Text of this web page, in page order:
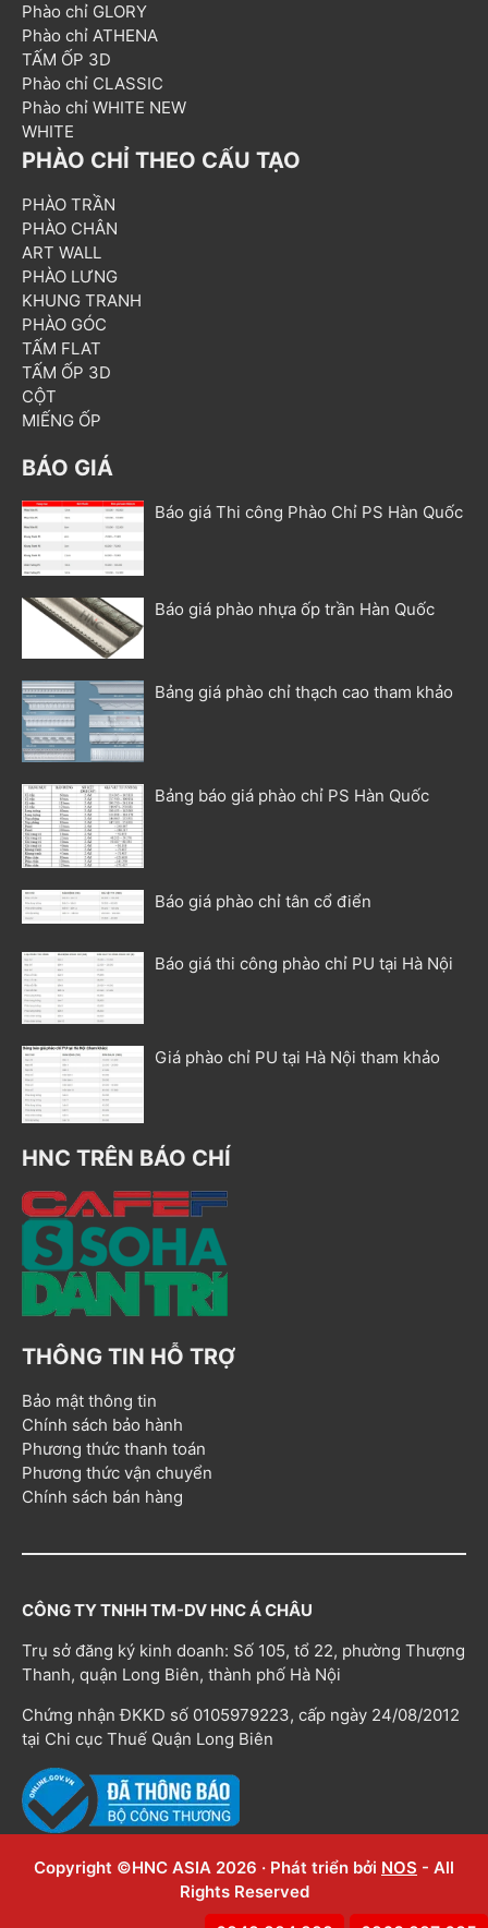
Phào chỉ GLORY
Phào chỉ ATHENA
TẤM ỐP 3D
Phào chỉ CLASSIC
Phào chỉ WHITE NEW
WHITE
PHÀO CHỈ THEO CẤU TẠO
PHÀO TRẦN
PHÀO CHÂN
ART WALL
PHÀO LƯNG
KHUNG TRANH
PHÀO GÓC
TẤM FLAT
TẤM ỐP 3D
CỘT
MIẾNG ỐP
BÁO GIÁ
Báo giá Thi công Phào Chỉ PS Hàn Quốc
Báo giá phào nhựa ốp trần Hàn Quốc
Bảng giá phào chỉ thạch cao tham khảo
Bảng báo giá phào chỉ PS Hàn Quốc
Báo giá phào chỉ tân cổ điển
Báo giá thi công phào chỉ PU tại Hà Nội
Giá phào chỉ PU tại Hà Nội tham khảo
HNC TRÊN BÁO CHÍ
THÔNG TIN HỖ TRỢ
Bảo mật thông tin
Chính sách bảo hành
Phương thức thanh toán
Phương thức vận chuyển
Chính sách bán hàng
CÔNG TY TNHH TM-DV HNC Á CHÂU
Trụ sở đăng ký kinh doanh: Số 105, tổ 22, phường Thượng
Thanh, quận Long Biên, thành phố Hà Nội
Chứng nhận ĐKKD số 0105979223, cấp ngày 24/08/2012
tại Chi cục Thuế Quận Long Biên
Copyright ©HNC ASIA 2026 · Phát triển bởi NOS - All
Rights Reserved